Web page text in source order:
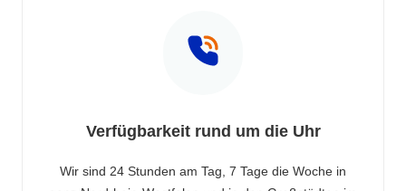
Verfügbarkeit rund um die Uhr
Wir sind 24 Stunden am Tag, 7 Tage die Woche in